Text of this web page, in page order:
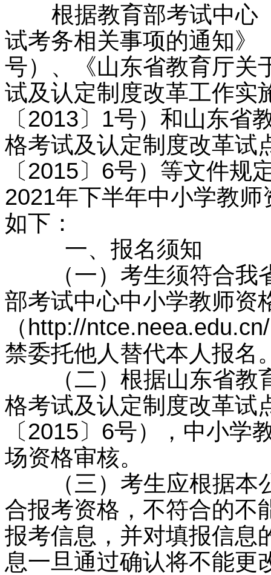
根据教育部考试中心
试考务相关事项的通知》
号）、《山东省教育厅关
试及认定制度改革工作实
〔2013〕1号）和山东省
格考试及认定制度改革试
〔2015〕6号）等文件规
2021年下半年中小学教
如下：
一、报名须知
（一）考生须符合我
部考试中心中小学教师资
（http://
禁委托他人替代本人报名
（二）根据山东省教
格考试及认定制度改革试
〔2015〕6号），中小学
场资格审核。
（三）考生应根据本
合报考资格，不符合的不
报考信息，并对填报信息
息一旦通过确认将不能更